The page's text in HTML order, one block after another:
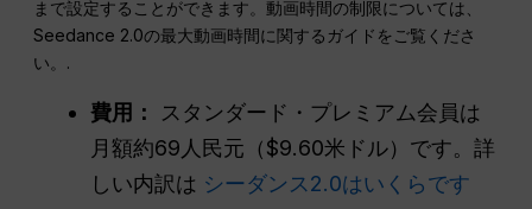
まで設定することができます。動画時間の制限については、
Seedance 2.0の最大動画時間に関するガイドをご覧くださ
い。.
費用：
スタンダード・プレミアム会員は
月額約69人民元（$9.60米ドル）です。詳
しい内訳は シーダンス2.0はいくらです